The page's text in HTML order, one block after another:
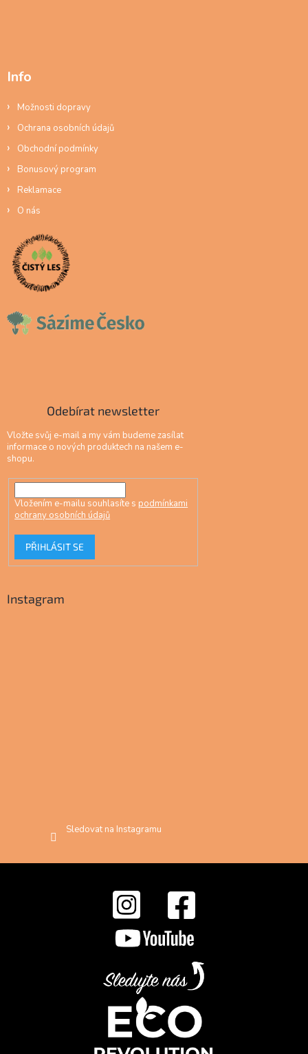
Info
Možnosti dopravy
Ochrana osobních údajů
Obchodní podmínky
Bonusový program
Reklamace
O nás
Odebírat newsletter
Vložte svůj e-mail a my vám budeme zasílat
informace o nových produktech na našem e-
shopu.
Vložením e-mailu souhlasíte s podmínkami
ochrany osobních údajů
PŘIHLÁSIT SE
Instagram
Sledovat na Instagramu